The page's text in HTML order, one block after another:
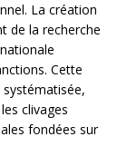
La création
de la recherche
Cette
clivages
fondées sur